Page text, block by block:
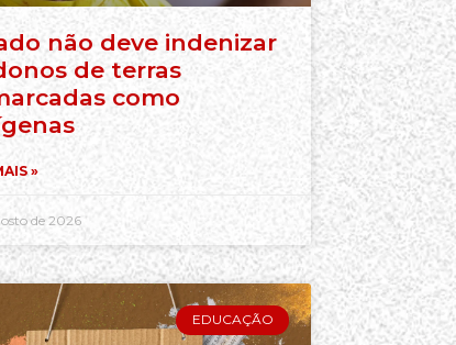
não deve indenizar
de terras
como
»
de 2026
EDUCAÇÃO